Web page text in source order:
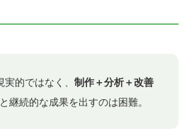
的ではなく、 制作＋分析＋改善
継続的な成果を出すのは困難。